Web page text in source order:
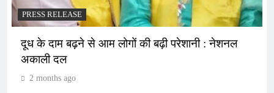
PRESS RELEASE
दूध के दाम बढ़ने से आम लोगों की बढ़ी परेशानी : नेशनल
अकाली दल
2 months ago